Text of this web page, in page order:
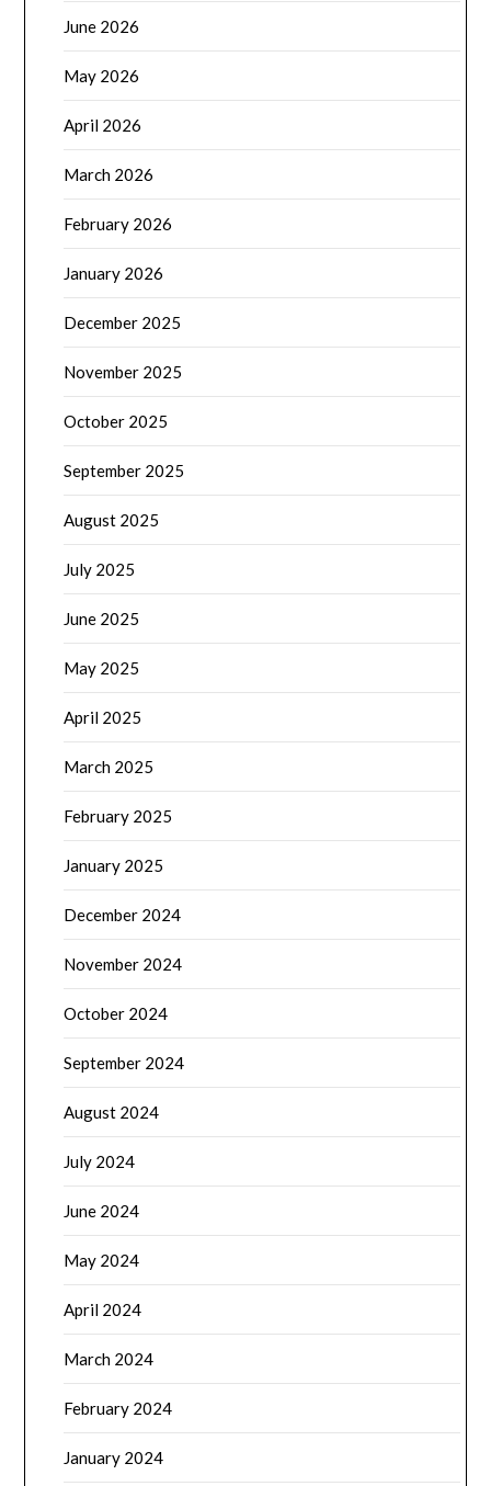
June 2026
May 2026
April 2026
March 2026
February 2026
January 2026
December 2025
November 2025
October 2025
September 2025
August 2025
July 2025
June 2025
May 2025
April 2025
March 2025
February 2025
January 2025
December 2024
November 2024
October 2024
September 2024
August 2024
July 2024
June 2024
May 2024
April 2024
March 2024
February 2024
January 2024